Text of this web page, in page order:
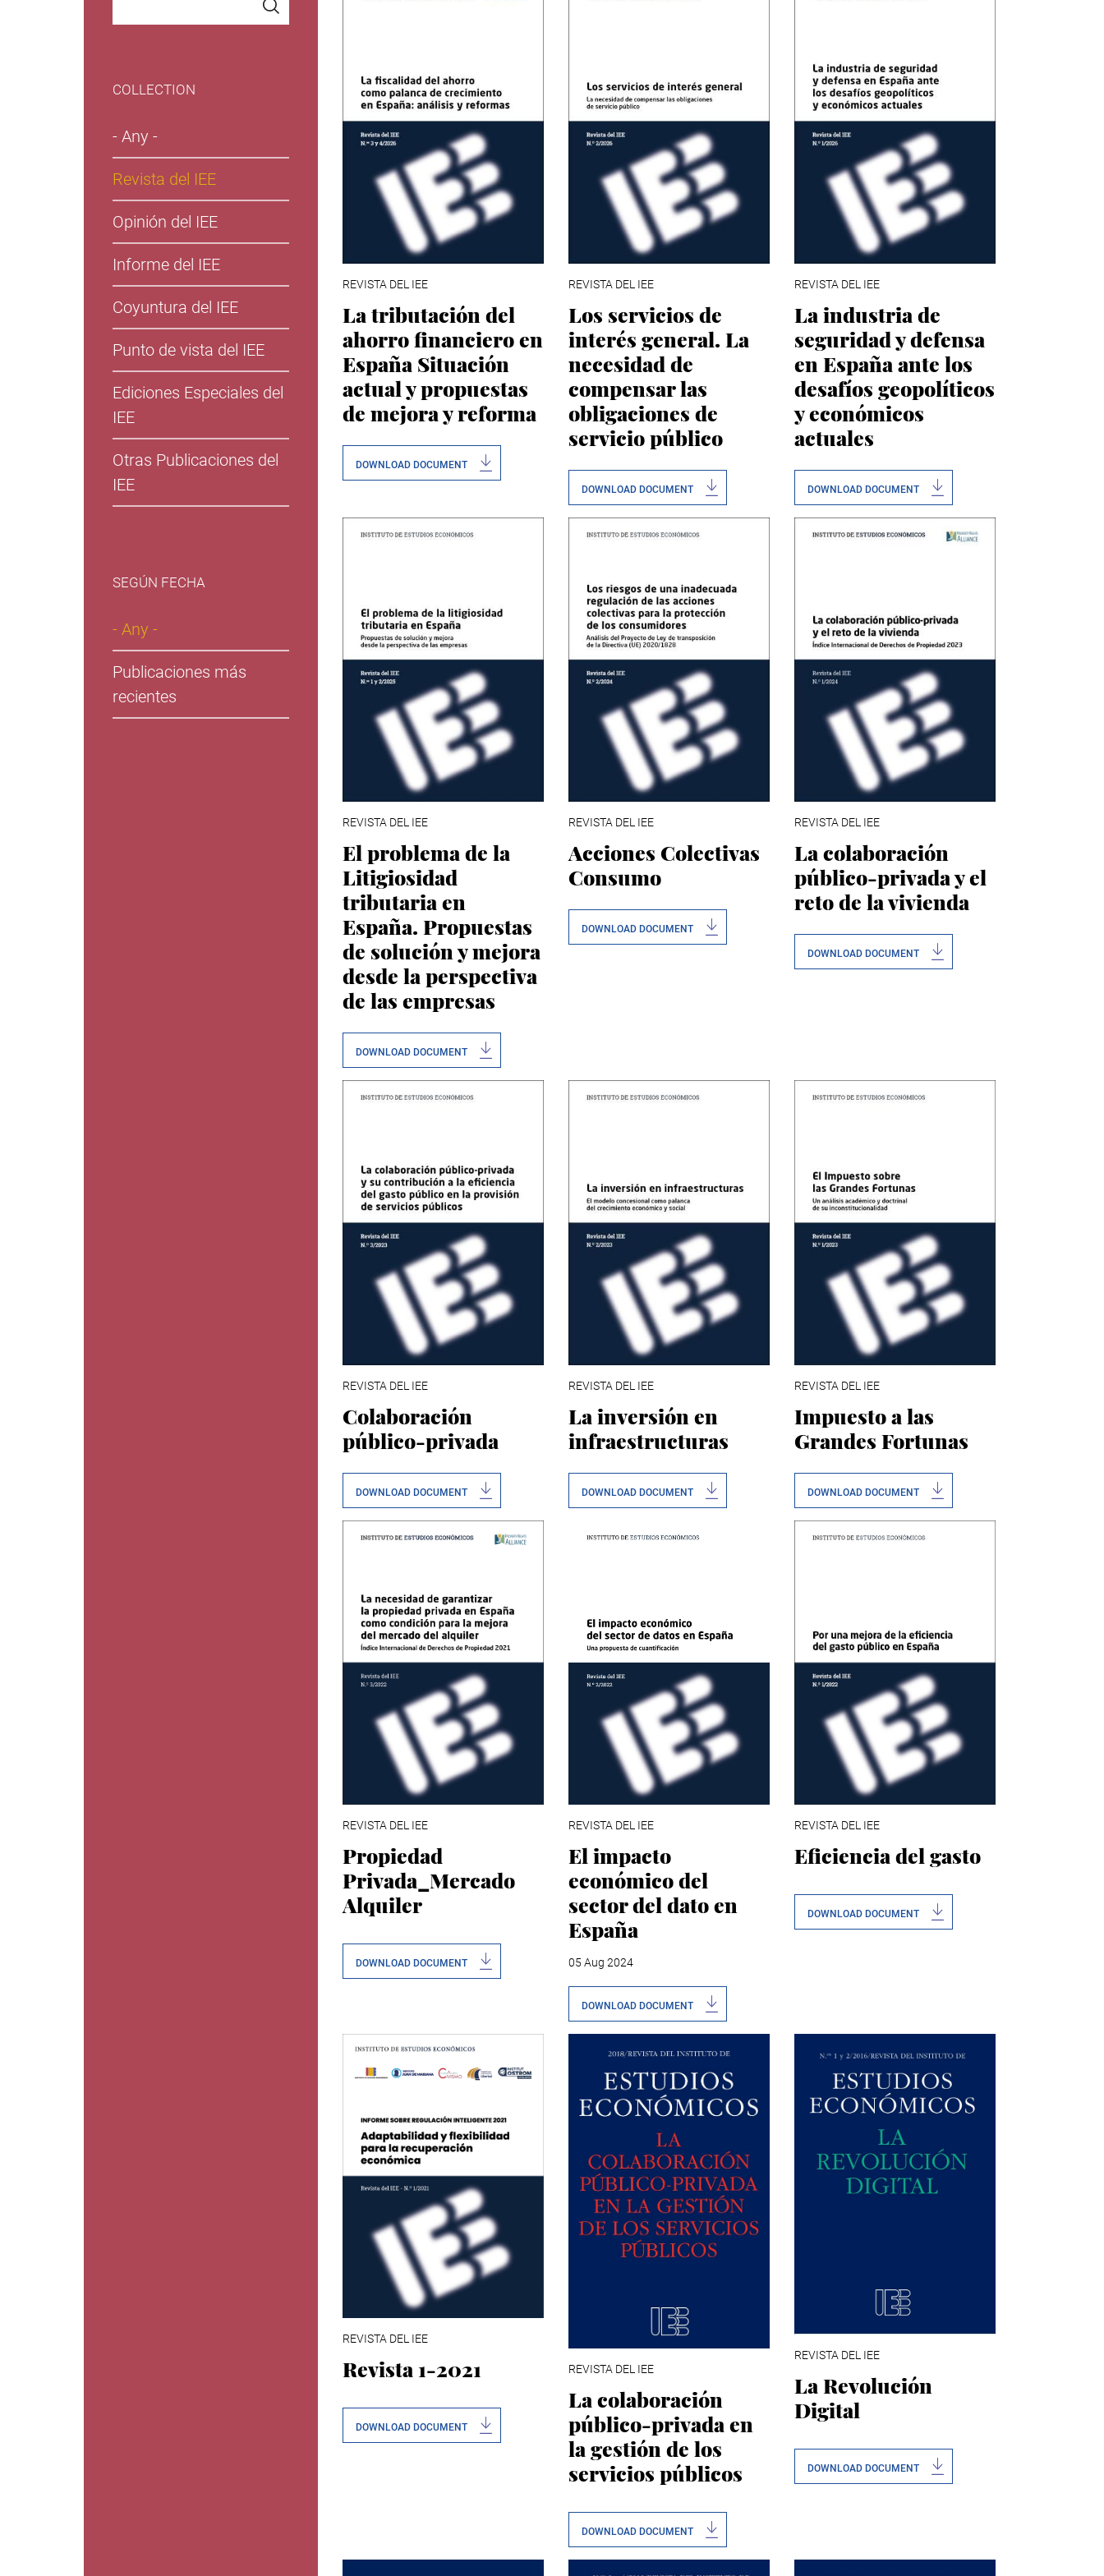
COLLECTION
- Any -
Revista del IEE
Opinión del IEE
Informe del IEE
Coyuntura del IEE
Punto de vista del IEE
Ediciones Especiales del
IEE
Otras Publicaciones del
IEE
SEGÚN FECHA
- Any -
Publicaciones más
recientes
REVISTA DEL IEE
La tributación del
ahorro financiero en
España Situación
actual y propuestas
de mejora y reforma
DOWNLOAD DOCUMENT
REVISTA DEL IEE
Los servicios de
interés general. La
necesidad de
compensar las
obligaciones de
servicio público
DOWNLOAD DOCUMENT
REVISTA DEL IEE
La industria de
seguridad y defensa
en España ante los
desafíos geopolíticos
y económicos
actuales
DOWNLOAD DOCUMENT
REVISTA DEL IEE
El problema de la
Litigiosidad
tributaria en
España. Propuestas
de solución y mejora
desde la perspectiva
de las empresas
DOWNLOAD DOCUMENT
REVISTA DEL IEE
Acciones Colectivas
Consumo
DOWNLOAD DOCUMENT
REVISTA DEL IEE
La colaboración
público-privada y el
reto de la vivienda
DOWNLOAD DOCUMENT
REVISTA DEL IEE
Colaboración
público-privada
DOWNLOAD DOCUMENT
REVISTA DEL IEE
La inversión en
infraestructuras
DOWNLOAD DOCUMENT
REVISTA DEL IEE
Impuesto a las
Grandes Fortunas
DOWNLOAD DOCUMENT
REVISTA DEL IEE
Propiedad
Privada_Mercado
Alquiler
DOWNLOAD DOCUMENT
REVISTA DEL IEE
El impacto
económico del
sector del dato en
España
05 Aug 2024
DOWNLOAD DOCUMENT
REVISTA DEL IEE
Eficiencia del gasto
DOWNLOAD DOCUMENT
REVISTA DEL IEE
Revista 1-2021
DOWNLOAD DOCUMENT
REVISTA DEL IEE
La colaboración
público-privada en
la gestión de los
servicios públicos
DOWNLOAD DOCUMENT
REVISTA DEL IEE
La Revolución
Digital
DOWNLOAD DOCUMENT